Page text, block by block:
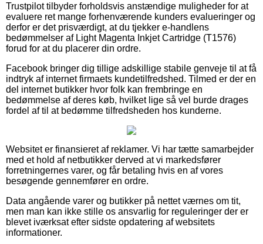
Trustpilot tilbyder forholdsvis anstændige muligheder for at
evaluere ret mange forhenværende kunders evalueringer og
derfor er det prisværdigt, at du tjekker e-handlens
bedømmelser af Light Magenta Inkjet Cartridge (T1576)
forud for at du placerer din ordre.
Facebook bringer dig tillige adskillige stabile genveje til at få
indtryk af internet firmaets kundetilfredshed. Tilmed er der en
del internet butikker hvor folk kan frembringe en
bedømmelse af deres køb, hvilket lige så vel burde drages
fordel af til at bedømme tilfredsheden hos kunderne.
Websitet er finansieret af reklamer. Vi har tætte samarbejder
med et hold af netbutikker derved at vi markedsfører
forretningernes varer, og får betaling hvis en af vores
besøgende gennemfører en ordre.
Data angående varer og butikker på nettet værnes om tit,
men man kan ikke stille os ansvarlig for reguleringer der er
blevet iværksat efter sidste opdatering af websitets
informationer.